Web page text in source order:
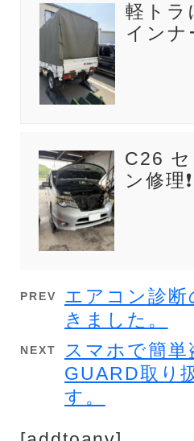
軽トラ
インナ
C26
ン修理❗
PREV
エアコン診断
きました。
NEXT
スマホで簡単
GUARD取り
す。